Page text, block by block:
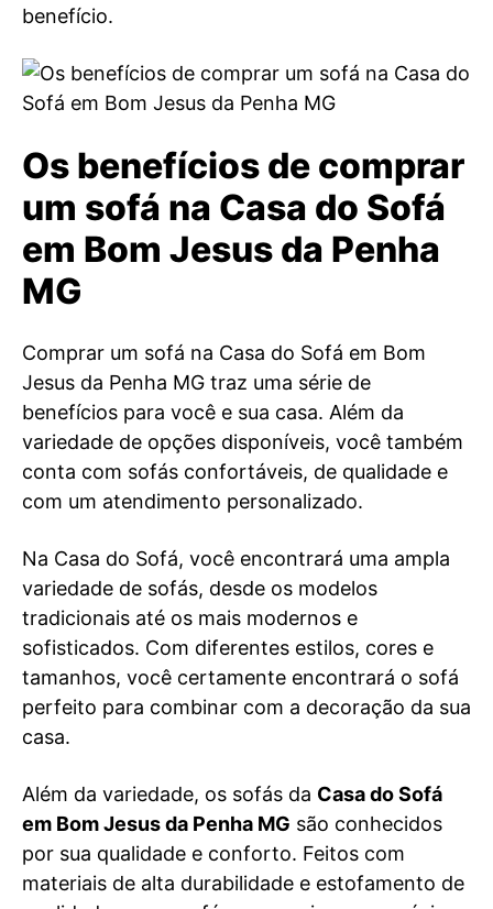
benefício.
Os benefícios de comprar
um sofá na Casa do Sofá
em Bom Jesus da Penha
MG
Comprar um sofá na Casa do Sofá em Bom
Jesus da Penha MG traz uma série de
benefícios para você e sua casa. Além da
variedade de opções disponíveis, você também
conta com sofás confortáveis, de qualidade e
com um atendimento personalizado.
Na Casa do Sofá, você encontrará uma ampla
variedade de sofás, desde os modelos
tradicionais até os mais modernos e
sofisticados. Com diferentes estilos, cores e
tamanhos, você certamente encontrará o sofá
perfeito para combinar com a decoração da sua
casa.
Além da variedade, os sofás da Casa do Sofá
em Bom Jesus da Penha MG são conhecidos
por sua qualidade e conforto. Feitos com
materiais de alta durabilidade e estofamento de